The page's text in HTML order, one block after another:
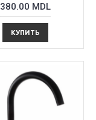
380.00 MDL
КУПИТЬ